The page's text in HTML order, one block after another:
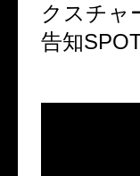
クスチャ
告知